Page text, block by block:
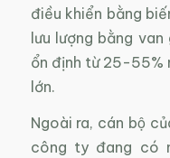
điều khiển bằng
lưu lượng bằng
ổn định từ 25-55%
lớn.
Ngoài ra, cán bộ
công ty đang có